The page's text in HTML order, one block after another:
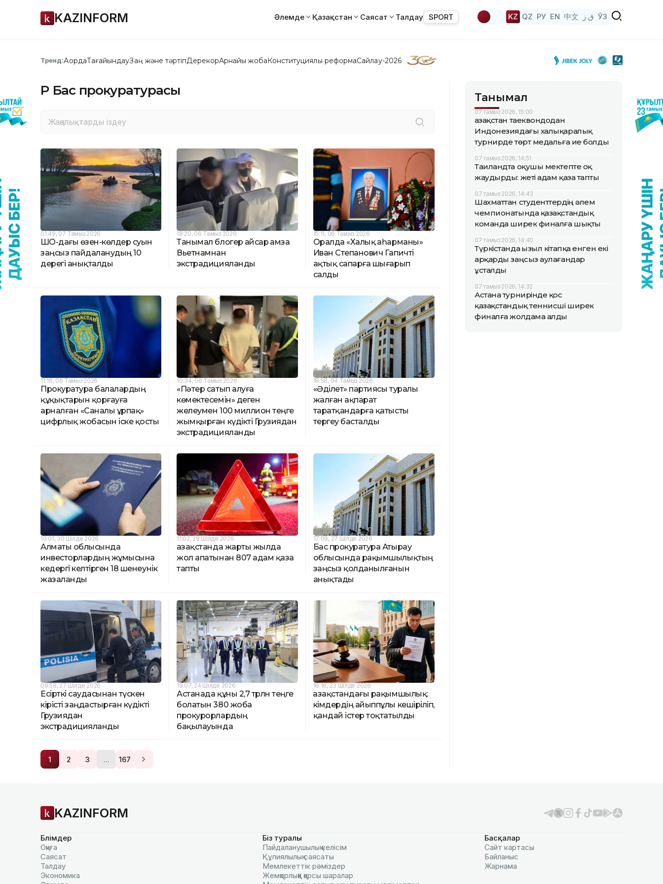
KAZINFORM Әлемде Қазақстан Саясат Талдау SPORT KZ QZ РУ EN 中文 ق ز ЎЗ
Тренд:АқордаТағайындауЗаң және тәртіпДерекқорАрнайы жобаКонституциялық реформаСайлау-2026
ҚР Бас прокуратурасы
01:49, 07 Тамыз 2026
ШҚО-дағы өзен-көлдер суын
заңсыз пайдаланудың 10
дерегі анықталды
18:20, 06 Тамыз 2026
Танымал блогер Қайсар Қамза
Вьетнамнан
экстрадицияланды
15:11, 06 Тамыз 2026
Оралда «Халық Қаһарманы»
Иван Степанович Гапичті
ақтық сапарға шығарып
салды
11:16, 06 Тамыз 2026
Прокуратура балалардың
құқықтарын қорғауға
арналған «Саналы ұрпақ»
цифрлық жобасын іске қосты
10:34, 06 Тамыз 2026
«Пәтер сатып алуға
көмектесемін» деген
желеумен 100 миллион теңге
жымқырған күдікті Грузиядан
экстрадицияланды
18:58, 04 Тамыз 2026
«Әділет» партиясы туралы
жалған ақпарат
таратқандарға қатысты
тергеу басталды
10:01, 30 Шілде 2026
Алматы облысында
инвесторлардың жұмысына
кедергі келтірген 18 шенеунік
жазаланды
11:02, 28 Шілде 2026
Қазақстанда жарты жылда
жол апатынан 807 адам қаза
тапты
17:09, 27 Шілде 2026
Бас прокуратура Атырау
облысында рақымшылықтың
заңсыз қолданылғанын
анықтады
09:58, 27 Шілде 2026
Есірткі саудасынан түскен
кірісті заңдастырған күдікті
Грузиядан
экстрадицияланды
19:07, 24 Шілде 2026
Астанада құны 2,7 трлн теңге
болатын 380 жоба
прокурорлардың
бақылауында
16:16, 23 Шілде 2026
Қазақстандағы рақымшылық:
кімдердің айыппұлы кешіріліп,
қандай істер тоқтатылды
1 2 3 … 167
Танымал
07 тамыз 2026, 15:00
Қазақстан таеквондодан
Индонезиядағы халықаралық
турнирде төрт медальға ие болды
07 тамыз 2026, 14:51
Таиландта оқушы мектепте оқ
жаудырды: жеті адам қаза тапты
07 тамыз 2026, 14:43
Шахматтан студенттердің әлем
чемпионатында қазақстандық
команда ширек финалға шықты
07 тамыз 2026, 14:40
Түркістанда Қызыл кітапқа енген екі
арқарды заңсыз аулағандар
ұсталды
07 тамыз 2026, 14:32
Астана турнирінде қос
қазақстандық теннисші ширек
финалға жолдама алды
KAZINFORM
Бөлімдер
Оқиға
Саясат
Талдау
Экономика
Біз туралы
Пайдаланушылық келiciм
Құпиялылық саясаты
Мемлекеттік рәміздер
Жемқорлыққа қарсы шаралар
Басқалар
Сайт картасы
Байланыс
Жарнама